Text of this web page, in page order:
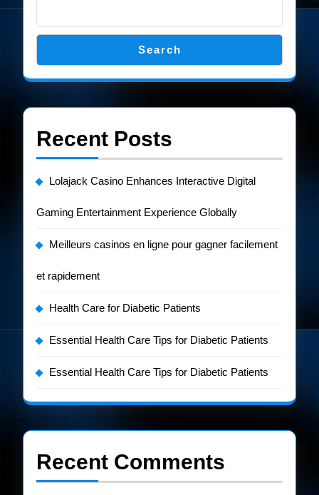
Search
Recent Posts
Lolajack Casino Enhances Interactive Digital
Gaming Entertainment Experience Globally
Meilleurs casinos en ligne pour gagner facilement
et rapidement
Health Care for Diabetic Patients
Essential Health Care Tips for Diabetic Patients
Essential Health Care Tips for Diabetic Patients
Recent Comments